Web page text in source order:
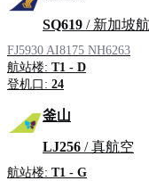
SQ619 / 新加坡
FJ5930 AI8175 NH6263
航站楼: T1 - D
登机口: 24
釜山
LJ256 / 真航空
航站楼: T1 - G